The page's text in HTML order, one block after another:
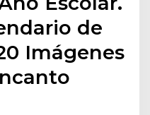
de
Imágenes